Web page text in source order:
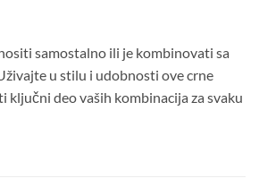
samostalno ili je kombinovati sa
u stilu i udobnosti ove crne
ključni deo vaših kombinacija za svaku